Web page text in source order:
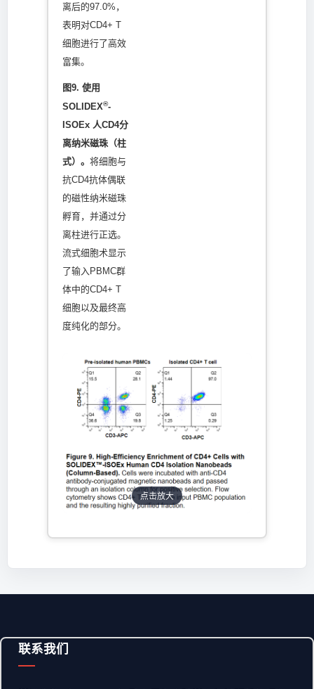
离后的97.0%，
表明对CD4+ T
细胞进行了高效
富集。
图9. 使用
SOLIDEX®-
ISOEx 人CD4分
离纳米磁珠（柱
式）。 将细胞与
抗CD4抗体偶联
的磁性纳米磁珠
孵育，并通过分
离柱进行正选。
流式细胞术显示
了输入PBMC群
体中的CD4+ T
细胞以及最终高
度纯化的部分。
点击放大
联系我们